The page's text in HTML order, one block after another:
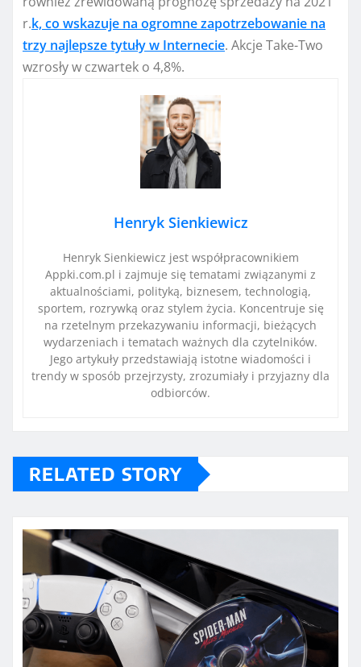
r.k, co wskazuje na ogromne zapotrzebowanie na
trzy najlepsze tytuły w Internecie. Akcje Take-Two
wzrosły w czwartek o 4,8%.
Henryk Sienkiewicz
Henryk Sienkiewicz jest współpracownikiem
Appki.com.pl i zajmuje się tematami związanymi z
aktualnościami, polityką, biznesem, technologią,
sportem, rozrywką oraz stylem życia. Koncentruje się
na rzetelnym przekazywaniu informacji, bieżących
wydarzeniach i tematach ważnych dla czytelników.
Jego artykuły przedstawiają istotne wiadomości i
trendy w sposób przejrzysty, zrozumiały i przyjazny dla
odbiorców.
RELATED STORY